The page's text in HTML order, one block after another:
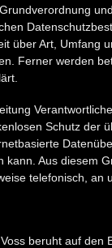
über Art, Umfang
Ferner werden
Schutz der
Aus diesem
telefonisch, an
beruht auf den